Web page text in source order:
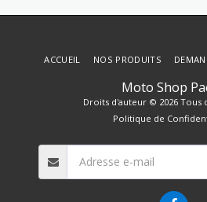
Moto Shop
Droits d'auteur © 2026 Tous
Politique de
ACCUEIL NOS PRODUITS